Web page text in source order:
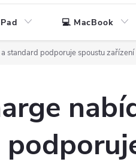
💻 MacBook
standard podporuje spoustu zařízení